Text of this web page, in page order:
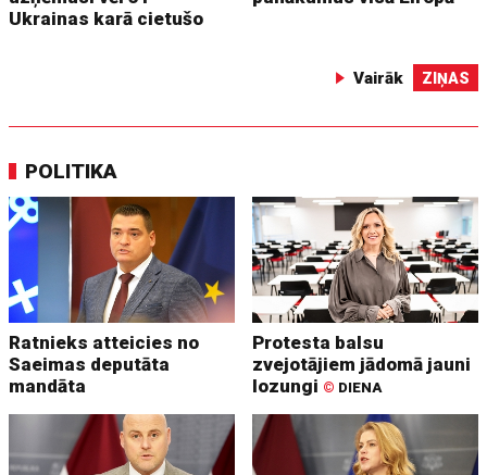
Ukrainas karā cietušo
Vairāk ZIŅAS
POLITIKA
Ratnieks atteicies no
Saeimas deputāta
mandāta
Protesta balsu
zvejotājiem jādomā jauni
lozungi © DIENA